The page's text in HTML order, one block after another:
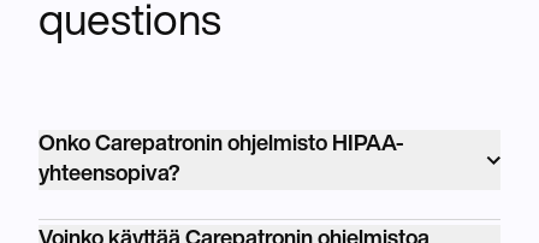
questions
Onko Carepatronin ohjelmisto HIPAA-
yhteensopiva?
Kyllä, Carepatronin ohjelmisto on täysin